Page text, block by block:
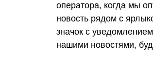
оператора, когда мы
новость рядом с
значок с
нашими новостями,